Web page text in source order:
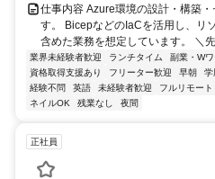
仕事内容 Azure環境の設計・構築
す。 BicepなどのIaCを活用し、リ
含めた業務を想定しています。 ＼
業界未経験者歓迎 ランチタイム 副業・W
資格取得支援あり
フリーター歓迎 早朝 学
経験不問
英語 未経験者歓迎 フルリモート
ネイルOK
残業なし 夜間
正社員